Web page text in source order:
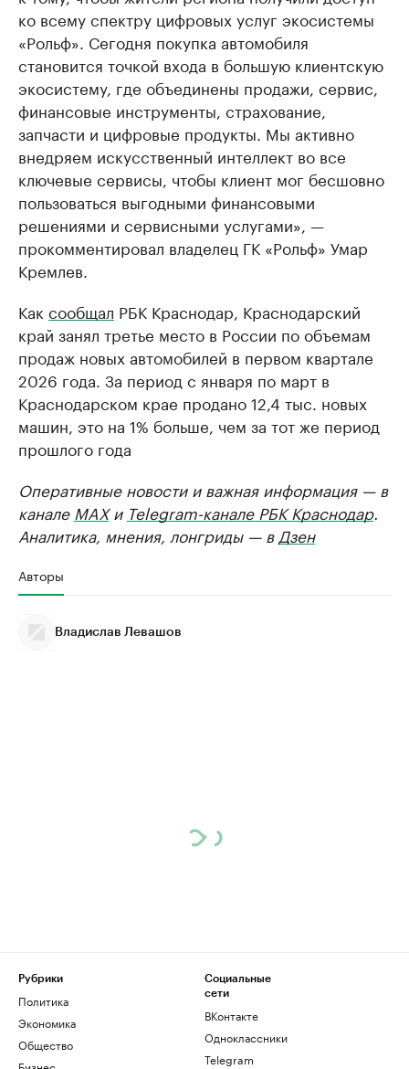
ко всему спектру цифровых услуг экосистемы
«Рольф». Сегодня покупка автомобиля
становится точкой входа в большую клиентскую
экосистему, где объединены продажи, сервис,
финансовые инструменты, страхование,
запчасти и цифровые продукты. Мы активно
внедряем искусственный интеллект во все
ключевые сервисы, чтобы клиент мог бесшовно
пользоваться выгодными финансовыми
решениями и сервисными услугами», —
прокомментировал владелец ГК «Рольф» Умар
Кремлев.
Как сообщал РБК Краснодар, Краснодарский
край занял третье место в России по объемам
продаж новых автомобилей в первом квартале
2026 года. За период с января по март в
Краснодарском крае продано 12,4 тыс. новых
машин, это на 1% больше, чем за тот же период
прошлого года
Оперативные новости и важная информация — в
канале MAXи Telegram-канале РБК Краснодар.
Аналитика, мнения, лонгриды — в Дзен
Авторы
Владислав Левашов
Рубрики
Политика
Экономика
Общество
Социальные
сети
ВКонтакте
Одноклассники
Telegram